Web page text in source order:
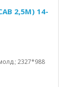
2,5M) 14-
молд.; 2327*988